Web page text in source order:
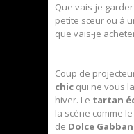
Que vais-je
petite sœur ou à
que vais-je
Coup de
chic qui ne vous
hiver. Le tartan
la scène comme
de Dolce